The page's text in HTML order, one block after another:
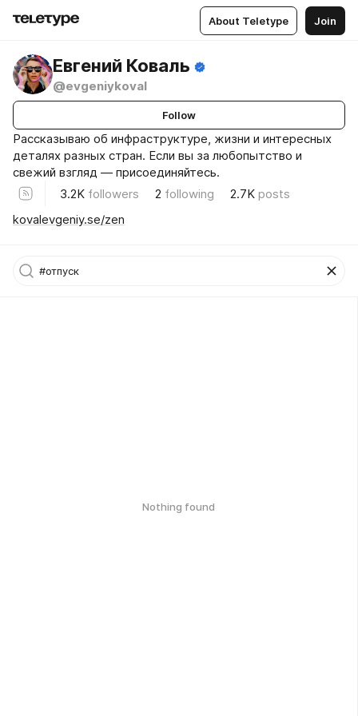
About Teletype Join
Евгений Коваль
@evgeniykoval
Follow
Рассказываю об инфраструктуре, жизни и интересных
деталях разных стран. Если вы за любопытство и
свежий взгляд — присоединяйтесь.
3.2K followers 2 following 2.7K posts
kovalevgeniy.se/zen
Nothing found